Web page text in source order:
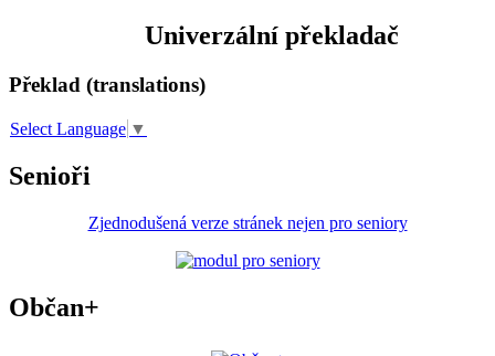
Univerzální překladač
Překlad (translations)
Select Language ▼
Senioři
Zjednodušená verze stránek nejen pro seniory
Občan+